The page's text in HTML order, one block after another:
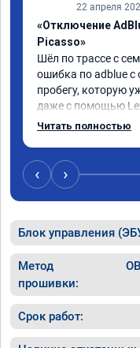
22 апреля
«Отключение
Picasso»
Шёл по трассе с
ошибка по adblue с
пробегу, которую
даже с помощью
навстречу,
Читать полностью
‹ ›
Блок управления
Метод
прошивки:
Срок работ: